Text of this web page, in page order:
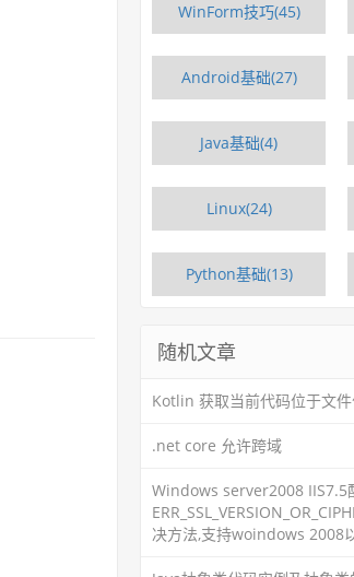
WinForm技巧(45)
Android基础(27)
Java基础(4)
Linux(24)
Python基础(13)
随机文章
Kotlin 获取当前代码位于文
.net core 允许跨域
Windows server2008 IIS7.5
决方法,支持woindows 2008